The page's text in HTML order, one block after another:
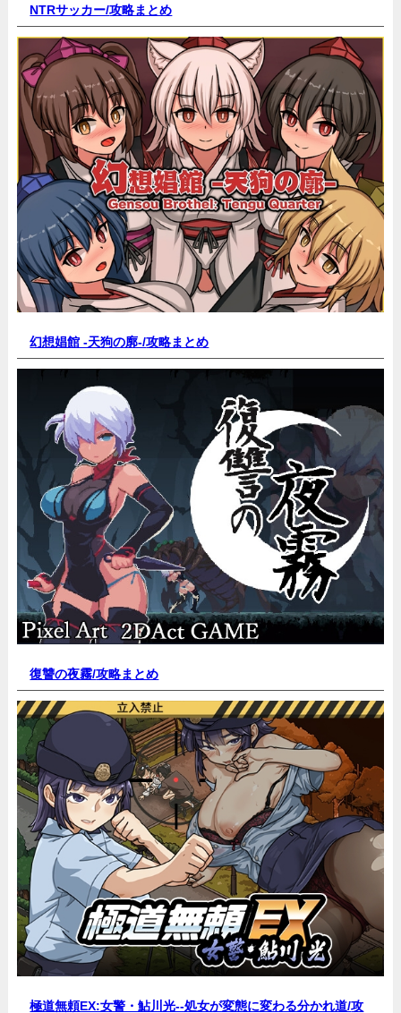
NTRサッカー/攻略まとめ
幻想娼館 -天狗の廓-/攻略まとめ
復讐の夜霧/攻略まとめ
極道無頼EX:女警・鮎川光--処女が変態に変わる分かれ道/攻